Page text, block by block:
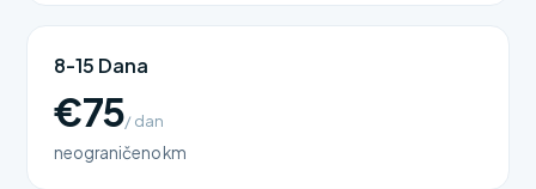
8-15 Dana
€75/ dan
neograničeno km